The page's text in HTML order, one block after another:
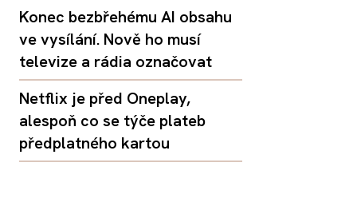
Konec bezbřehému AI obsahu
ve vysílání. Nově ho musí
televize a rádia označovat
Netflix je před Oneplay,
alespoň co se týče plateb
předplatného kartou